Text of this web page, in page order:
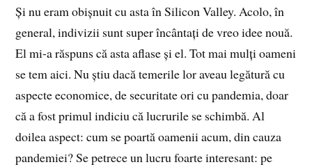
Și nu eram obișnuit cu asta în Silicon Valley. Acolo, în
general, indivizii sunt super încântați de vreo idee nouă.
El mi-a răspuns că asta aflase și el. Tot mai mulți oameni
se tem aici. Nu știu dacă temerile lor aveau legătură cu
aspecte economice, de securitate ori cu pandemia, doar
că a fost primul indiciu că lucrurile se schimbă. Al
doilea aspect: cum se poartă oamenii acum, din cauza
pandemiei? Se petrece un lucru foarte interesant: pe